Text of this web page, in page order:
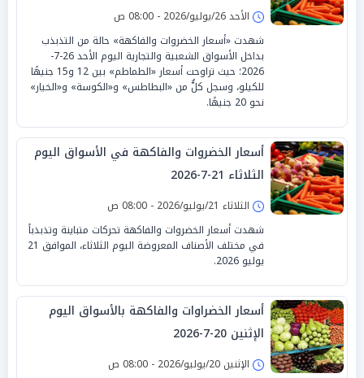
الأحد 26/يوليو/2026 - 08:00 ص
شهدت «أسعار الخضروات والفاكهة» حالة من التذبذب
بداخل الأسواق الشعبية والتجارية اليوم الأحد 26-7-
2026؛ حيث تراوحت أسعار «الطماطم» بين 12 و15 جنيهًا
للكيلو، وسجل كلٌّ من «البطاطس» و«الكوسة» و«الخيار»
نحو 20 جنيهًا.
أسعار الخضروات والفاكهة في الأسواق اليوم
الثلاثاء 21-7-2026
الثلاثاء 21/يوليو/2026 - 08:00 ص
شهدت أسعار الخضروات والفاكهة تحركات متباينة وتذبذباً
في مختلف الأصناف المعروضة اليوم الثلاثاء، الموافق 21
يوليو 2026.
أسعار الخضراوات والفاكهة بالأسواق اليوم
الإثنين 20-7-2026
الإثنين 20/يوليو/2026 - 08:00 ص